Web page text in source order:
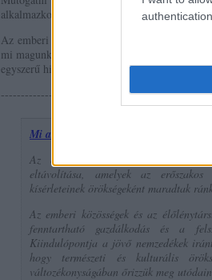
alkalmazkodni, kitérni, visszavonulni,
Az emberi lépték első feltétele az alázat.
mi magunk vagyunk, mi magunk lehetünk?
egyszerű hiten múlik. Ami választás kérdése.
Mi az ökológiai politika?
Az ökológiai politika azoknak az
eltávolítása, amelyek az erőszakos
kísérleteinek örökségeként maradtak
Az emberi közösségek és az
fenntartható gazdálkodás és a
Kiindulópontja a jövő nemzedékek
hogy természeti és kulturális
változékonyságában őrizzük meg